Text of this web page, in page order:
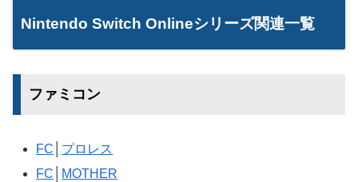
Nintendo Switch Onlineシリーズ関連一覧
ファミコン
FC
プロレス
FC
MOTHER